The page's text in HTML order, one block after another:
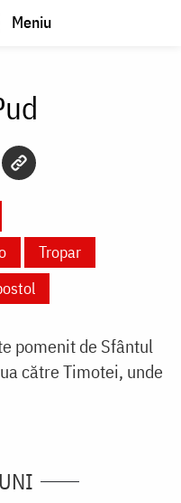
Meniu
Tropar
pomenit de Sfântul
către Timotei, unde